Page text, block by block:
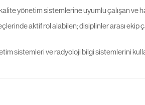
yönetim sistemlerine uyumlu çalışan ve
aktif rol alabilen; disiplinler arası ekip
sistemleri ve radyoloji bilgi sistemlerini